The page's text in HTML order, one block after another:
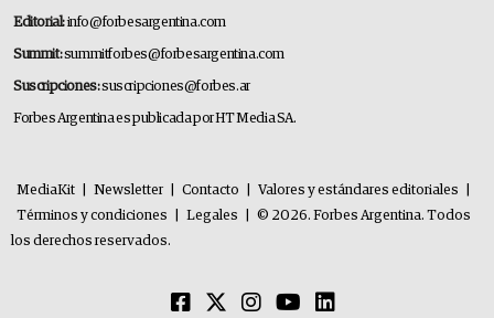
Editorial:info@forbesargentina.com
Summit:summitforbes@forbesargentina.com
Suscripciones:suscripciones@forbes.ar
Forbes Argentina es publicada por HT Media SA.
MediaKit Newsletter Contacto Valores y estándares editoriales
Términos y condiciones
Legales
© 2026. Forbes Argentina. Todos
los derechos reservados.